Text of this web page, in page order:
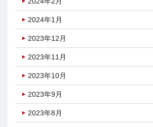
2024年1月
2023年12月
2023年11月
2023年10月
2023年9月
2023年8月